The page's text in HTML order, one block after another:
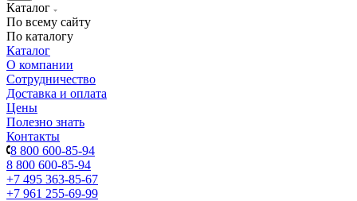
Каталог
По всему сайту
По каталогу
Каталог
О компании
Сотрудничество
Доставка и оплата
Цены
Полезно знать
Контакты
8 800 600-85-94
8 800 600-85-94
+7 495 363-85-67
+7 961 255-69-99